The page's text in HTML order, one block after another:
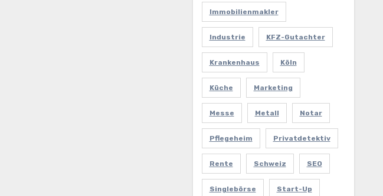
Immobilienmakler
Industrie KFZ-Gutachter
Krankenhaus Köln
Küche Marketing
Messe Metall Notar
Pflegeheim Privatdetektiv
Rente Schweiz SEO
Singlebörse Start-Up